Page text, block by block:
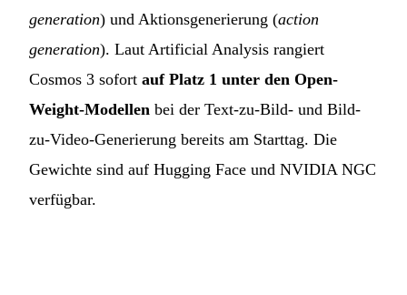
generation) und Aktionsgenerierung (action
generation). Laut Artificial Analysis rangiert
Cosmos 3 sofort auf Platz 1 unter den Open-
Weight-Modellen bei der Text-zu-Bild- und Bild-
zu-Video-Generierung bereits am Starttag. Die
Gewichte sind auf Hugging Face und NVIDIA NGC
verfügbar.